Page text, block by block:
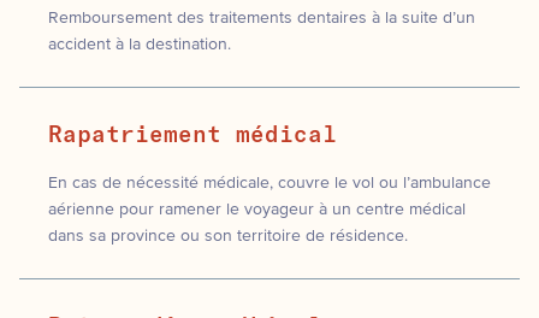
Remboursement des traitements dentaires à la suite d’un
accident à la destination.
Rapatriement médical
En cas de nécessité médicale, couvre le vol ou l’ambulance
aérienne pour ramener le voyageur à un centre médical
dans sa province ou son territoire de résidence.